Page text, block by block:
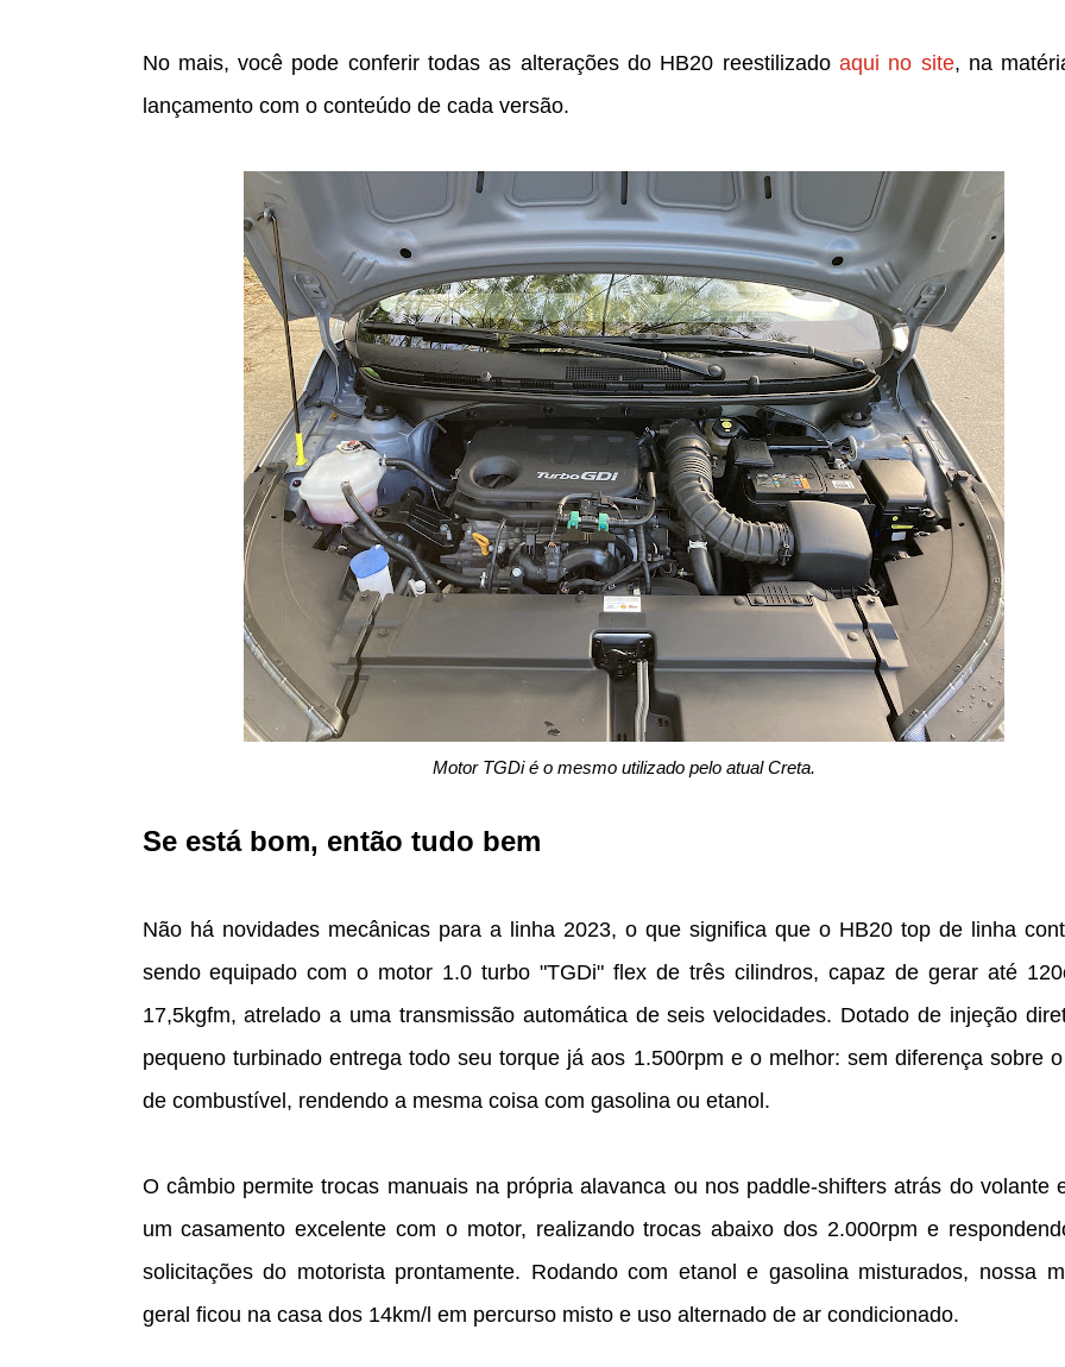
No mais, você pode conferir todas as alterações do HB20 reestilizado aqui no site, na
lançamento com o conteúdo de cada versão.
Motor TGDi é o mesmo utilizado pelo atual Creta.
Se está bom, então tudo bem
Não há novidades mecânicas para a linha 2023, o que significa que o HB20 top de linha
sendo equipado com o motor 1.0 turbo "TGDi" flex de três cilindros, capaz de gerar até
17,5kgfm, atrelado a uma transmissão automática de seis velocidades. Dotado de injeção
pequeno turbinado entrega todo seu torque já aos 1.500rpm e o melhor: sem diferença sobre
de combustível, rendendo a mesma coisa com gasolina ou etanol.
O câmbio permite trocas manuais na própria alavanca ou nos paddle-shifters atrás do volante
um casamento excelente com o motor, realizando trocas abaixo dos 2.000rpm e
solicitações do motorista prontamente. Rodando com etanol e gasolina misturados, nossa
geral ficou na casa dos 14km/l em percurso misto e uso alternado de ar condicionado.